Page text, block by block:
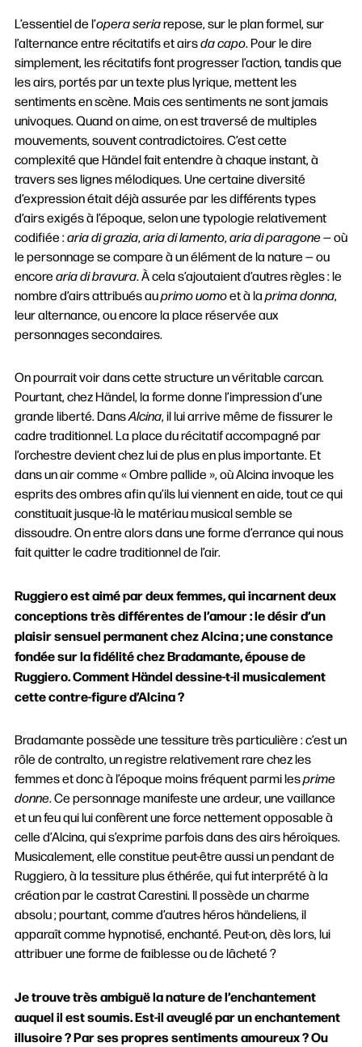
L’essentiel de l’opera seriarepose, sur le plan formel, sur
l’alternance entre récitatifs et airsda capo. Pour le dire
simplement, les récitatifs font progresser l’action, tandis que
les airs, portés par un texte plus lyrique, mettent les
sentiments en scène. Mais ces sentiments ne sont jamais
univoques. Quand on aime, on est traversé de multiples
mouvements, souvent contradictoires. C’est cette
complexité que Händel fait entendre à chaque instant, à
travers ses lignes mélodiques. Une certaine diversité
d’expression était déjà assurée par les différents types
d’airs exigés à l’époque, selon une typologie relativement
codifiée :aria di grazia,aria di lamento,aria di paragone— où
le personnage se compare à un élément de la nature — ou
encorearia di bravura. À cela s’ajoutaient d’autres règles : le
nombre d’airs attribués auprimo uomoet à laprima donna,
leur alternance, ou encore la place réservée aux
personnages secondaires.
On pourrait voir dans cette structure un véritable carcan.
Pourtant, chez Händel, la forme donne l’impression d’une
grande liberté. DansAlcina, il lui arrive même de fissurer le
cadre traditionnel. La place du récitatif accompagné par
l’orchestre devient chez lui de plus en plus importante. Et
dans un air comme « Ombre pallide », où Alcina invoque les
esprits des ombres afin qu’ils lui viennent en aide, tout ce qui
constituait jusque-là le matériau musical semble se
dissoudre. On entre alors dans une forme d’errance qui nous
fait quitter le cadre traditionnel de l’air.
Ruggiero est aimé par deux femmes, qui incarnent deux
conceptions très différentes de l’amour : le désir d’un
plaisir sensuel permanent chez Alcina ; une constance
fondée sur la fidélité chez Bradamante, épouse de
Ruggiero. Comment Händel dessine-t-il musicalement
cette contre-figure d’Alcina ?
Bradamante possède une tessiture très particulière : c’est un
rôle de contralto, un registre relativement rare chez les
femmes et donc à l’époque moins fréquent parmi lesprime
donne. Ce personnage manifeste une ardeur, une vaillance
et un feu qui lui confèrent une force nettement opposable à
celle d’Alcina, qui s’exprime parfois dans des airs héroïques.
Musicalement, elle constitue peut-être aussi un pendant de
Ruggiero, à la tessiture plus éthérée, qui fut interprété à la
création par le castrat Carestini. Il possède un charme
absolu ; pourtant, comme d’autres héros händeliens, il
apparaît comme hypnotisé, enchanté. Peut-on, dès lors, lui
attribuer une forme de faiblesse ou de lâcheté ?
Je trouve très ambiguë la nature de l’enchantement
auquel il est soumis. Est-il aveuglé par un enchantement
illusoire ? Par ses propres sentiments amoureux ? Ou